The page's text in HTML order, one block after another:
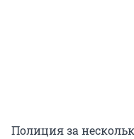
Полиция за